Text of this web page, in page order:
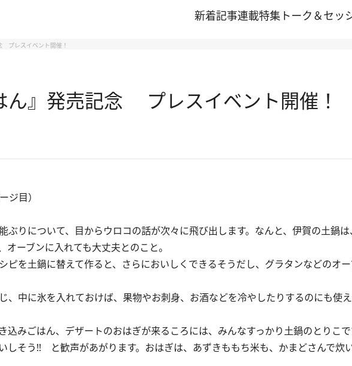
新着記事連載特集 トーク＆セッ
プレスイベント開催！
ん』発売記念 プレスイベント開催！
ジ目）
りについて、目からウロコの話が次々に飛び出します。なんと、伊賀の土鍋
ーブンに入れても大丈夫とのこと。
を土鍋に替えて作ると、さらにおいしくできるそうだし、グラタンなどのオ
中に氷を入れておけば、果物やお刺身、お酒などを冷やしたりするのにも使
みごはん、デザートのおはぎが来るころには、みんなすっかり土鍋のとりこ
しそう!! と歓声があがります。おはぎは、あずきももち米も、かまどさんで炊